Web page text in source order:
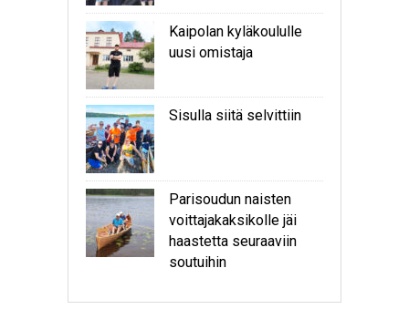
Kaipolan kyläkoululle
uusi omistaja
Sisulla siitä selvittiin
Parisoudun naisten
voittajakaksikolle jäi
haastetta seuraaviin
soutuihin